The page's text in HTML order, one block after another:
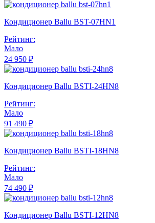
Кондиционер Ballu BST-07HN1
Рейтинг:
Мало
24 950 ₽
Кондиционер Ballu BSTI-24HN8
Рейтинг:
Мало
91 490 ₽
Кондиционер Ballu BSTI-18HN8
Рейтинг:
Мало
74 490 ₽
Кондиционер Ballu BSTI-12HN8